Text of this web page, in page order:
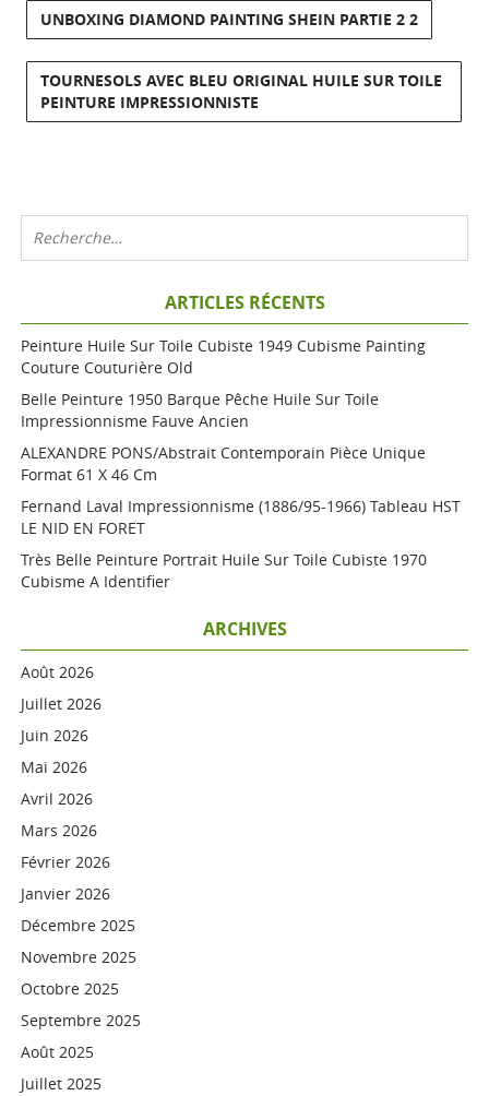
UNBOXING DIAMOND PAINTING SHEIN PARTIE 2 2
TOURNESOLS AVEC BLEU ORIGINAL HUILE SUR TOILE
PEINTURE IMPRESSIONNISTE
ARTICLES RÉCENTS
Peinture Huile Sur Toile Cubiste 1949 Cubisme Painting
Couture Couturière Old
Belle Peinture 1950 Barque Pêche Huile Sur Toile
Impressionnisme Fauve Ancien
ALEXANDRE PONS/Abstrait Contemporain Pièce Unique
Format 61 X 46 Cm
Fernand Laval Impressionnisme (1886/95-1966) Tableau HST
LE NID EN FORET
Très Belle Peinture Portrait Huile Sur Toile Cubiste 1970
Cubisme A Identifier
ARCHIVES
Août 2026
Juillet 2026
Juin 2026
Mai 2026
Avril 2026
Mars 2026
Février 2026
Janvier 2026
Décembre 2025
Novembre 2025
Octobre 2025
Septembre 2025
Août 2025
Juillet 2025